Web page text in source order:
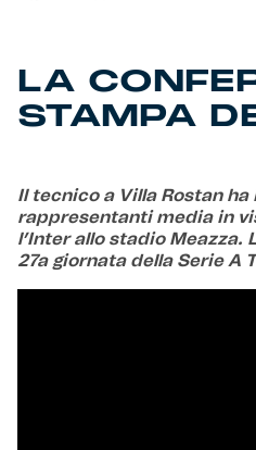
Isolani x Genoa
Gift Card Online Store
Fortissimo batte il mio
LA
STAMPA
Il tecnico a Villa Rostan
rappresentanti media in
l’Inter allo stadio Meazza.
27a giornata della Serie A